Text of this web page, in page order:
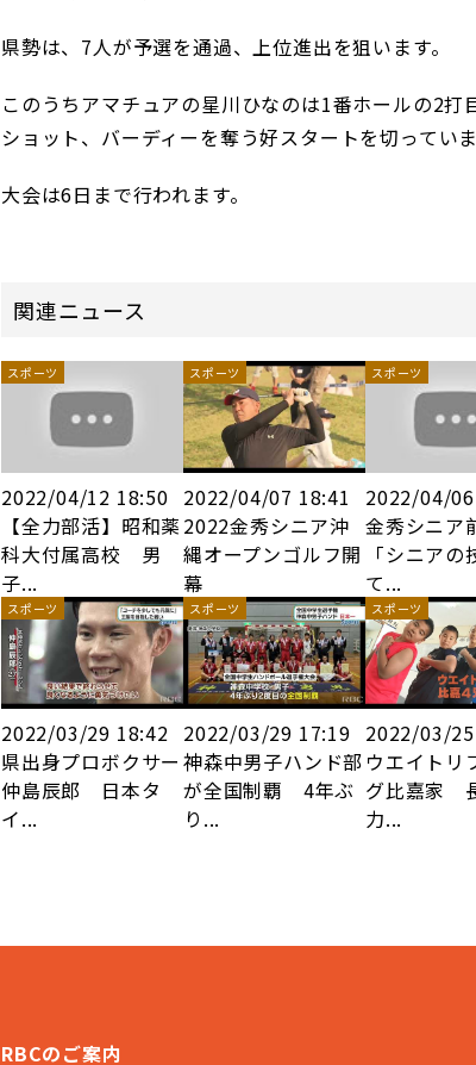
県勢は、7人が予選を通過、上位進出を狙います。
このうちアマチュアの星川ひなのは1番ホールの2打
ショット、バーディーを奪う好スタートを切っていま
大会は6日まで行われます。
関連ニュース
スポーツ
2022/04/12 18:50
【全力部活】昭和薬
科大付属高校 男
子...
スポーツ
2022/04/07 18:41
2022金秀シニア沖
縄オープンゴルフ開
幕
スポーツ
2022/04/
金秀シニア
「シニアの
て...
スポーツ
2022/03/29 18:42
県出身プロボクサー
仲島辰郎 日本タ
イ...
スポーツ
2022/03/29 17:19
神森中男子ハンド部
が全国制覇 4年ぶ
り...
スポーツ
2022/03/
ウエイトリ
グ比嘉家
力...
RBCのご案内